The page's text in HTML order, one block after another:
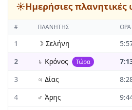
☀️Ημερήσιες πλανητικές
# ΠΛΑΝΉΤΗΣ ΏΡΑ
1 ☽ Σελήνη
2
♄ Κρόνος Τώρα
3
♃ Δίας
4
♂ Άρης